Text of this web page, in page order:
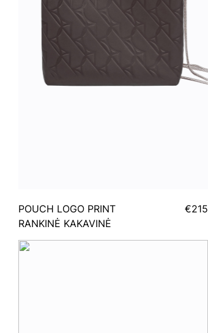
POUCH LOGO PRINT
RANKINĖ KAKAVINĖ
€215